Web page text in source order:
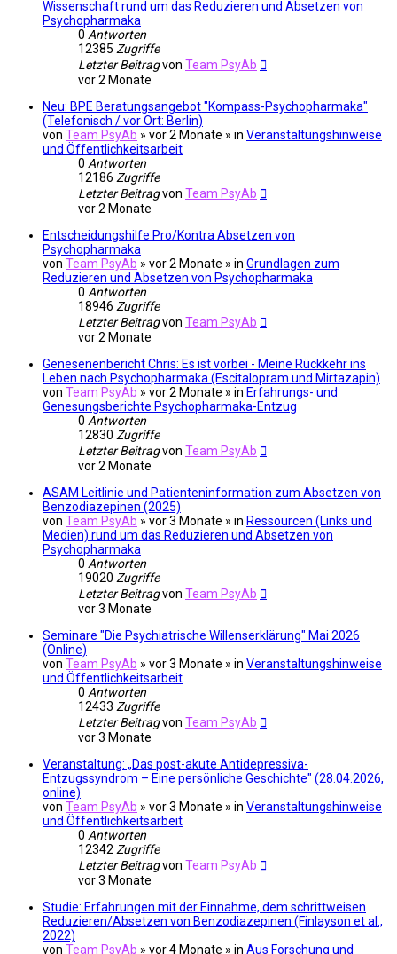
Wissenschaft rund um das Reduzieren und Absetzen von
Psychopharmaka
0 Antworten
12385 Zugriffe
Letzter Beitragvon Team PsyAb
vor 2 Monate
Neu: BPE Beratungsangebot "Kompass-Psychopharmaka"
(Telefonisch / vor Ort: Berlin)
von Team PsyAb » vor 2 Monate » in Veranstaltungshinweise
und Öffentlichkeitsarbeit
0 Antworten
12186 Zugriffe
Letzter Beitragvon Team PsyAb
vor 2 Monate
Entscheidungshilfe Pro/Kontra Absetzen von
Psychopharmaka
von Team PsyAb » vor 2 Monate » in Grundlagen zum
Reduzieren und Absetzen von Psychopharmaka
0 Antworten
18946 Zugriffe
Letzter Beitragvon Team PsyAb
vor 2 Monate
Genesenenbericht Chris: Es ist vorbei - Meine Rückkehr ins
Leben nach Psychopharmaka (Escitalopram und Mirtazapin)
von Team PsyAb » vor 2 Monate » in Erfahrungs- und
Genesungsberichte Psychopharmaka-Entzug
0 Antworten
12830 Zugriffe
Letzter Beitragvon Team PsyAb
vor 2 Monate
ASAM Leitlinie und Patienteninformation zum Absetzen von
Benzodiazepinen (2025)
von Team PsyAb » vor 3 Monate » in Ressourcen (Links und
Medien) rund um das Reduzieren und Absetzen von
Psychopharmaka
0 Antworten
19020 Zugriffe
Letzter Beitragvon Team PsyAb
vor 3 Monate
Seminare "Die Psychiatrische Willenserklärung" Mai 2026
(Online)
von Team PsyAb » vor 3 Monate » in Veranstaltungshinweise
und Öffentlichkeitsarbeit
0 Antworten
12433 Zugriffe
Letzter Beitragvon Team PsyAb
vor 3 Monate
Veranstaltung: „Das post-akute Antidepressiva-
Entzugssyndrom – Eine persönliche Geschichte" (28.04.2026,
online)
von Team PsyAb » vor 3 Monate » in Veranstaltungshinweise
und Öffentlichkeitsarbeit
0 Antworten
12342 Zugriffe
Letzter Beitragvon Team PsyAb
vor 3 Monate
Studie: Erfahrungen mit der Einnahme, dem schrittweisen
Reduzieren/Absetzen von Benzodiazepinen (Finlayson et al.,
2022)
von Team PsyAb » vor 4 Monate » in Aus Forschung und